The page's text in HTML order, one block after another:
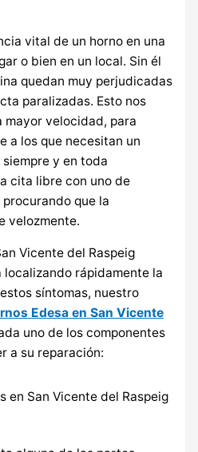
vital de un horno en una
o bien en un local. Sin él
quedan muy perjudicadas
paralizadas. Esto nos
velocidad, para
a los que necesitan un
y en toda
cita libre con uno de
que la
velozmente.
Vicente del Raspeig
localizando rápidamente la
síntomas, nuestro
Edesa en San Vicente
uno de los componentes
a su reparación: